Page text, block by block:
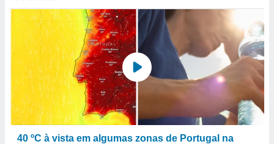
40 ºC à vista em algumas zonas de Portugal na